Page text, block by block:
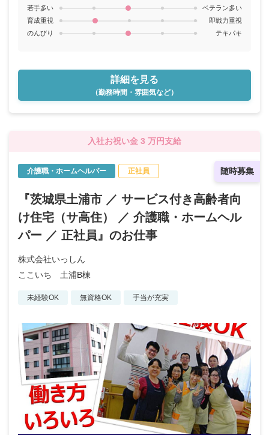
若手多い
ベテラン多い
育成重視
即戦力重視
のんびり
テキパキ
詳細を見る
（勤務時間・雰囲気など）
入社お祝い金 3 万円支給
随時募集
介護職・ホームヘルパー 正社員
『茨城県土浦市 ／ サービス付き高齢者向
け住宅（サ高住） ／ 介護職・ホームヘル
パー ／ 正社員』のお仕事
株式会社いっしん
ここいち 土浦B棟
未経験OK 無資格OK 手当が充実